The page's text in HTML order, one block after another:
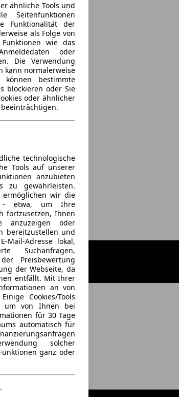
ähnliche Tools und
Seitenfunktionen
Funktionalität der
als Folge von
wie das
oder
Die Verwendung
kann normalerweise
bestimmte
blockieren oder Sie
oder ähnlicher
technologische
Tools auf unserer
anzubieten
zu gewährleisten.
ermöglichen wir die
- etwa, um Ihre
fortzusetzen, Ihnen
anzuzeigen oder
bereitzustellen und
Mail-Adresse lokal,
Suchanfragen,
Preisbewertung
der Webseite, da
entfällt. Mit Ihrer
an von
Cookies/Tools
um von Ihnen bei
für 30 Tage
automatisch für
solcher
ganz oder